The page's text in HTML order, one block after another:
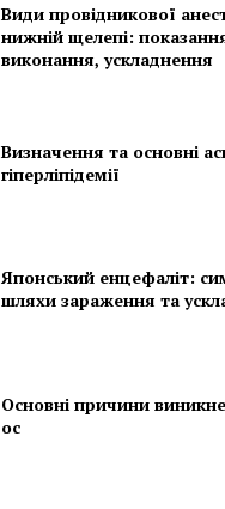
Види провідникової
нижній щелепі:
виконання, ускладнення
Визначення та основні
гіперліпідемії
Японський енцефаліт:
шляхи зараження та
Основні причини
ос